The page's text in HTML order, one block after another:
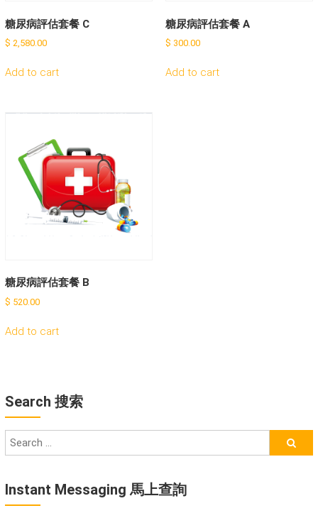
糖尿病評估套餐 C
$ 2,580.00
Add to cart
糖尿病評估套餐 A
$ 300.00
Add to cart
糖尿病評估套餐 B
$ 520.00
Add to cart
Search 搜索
Instant Messaging 馬上查詢